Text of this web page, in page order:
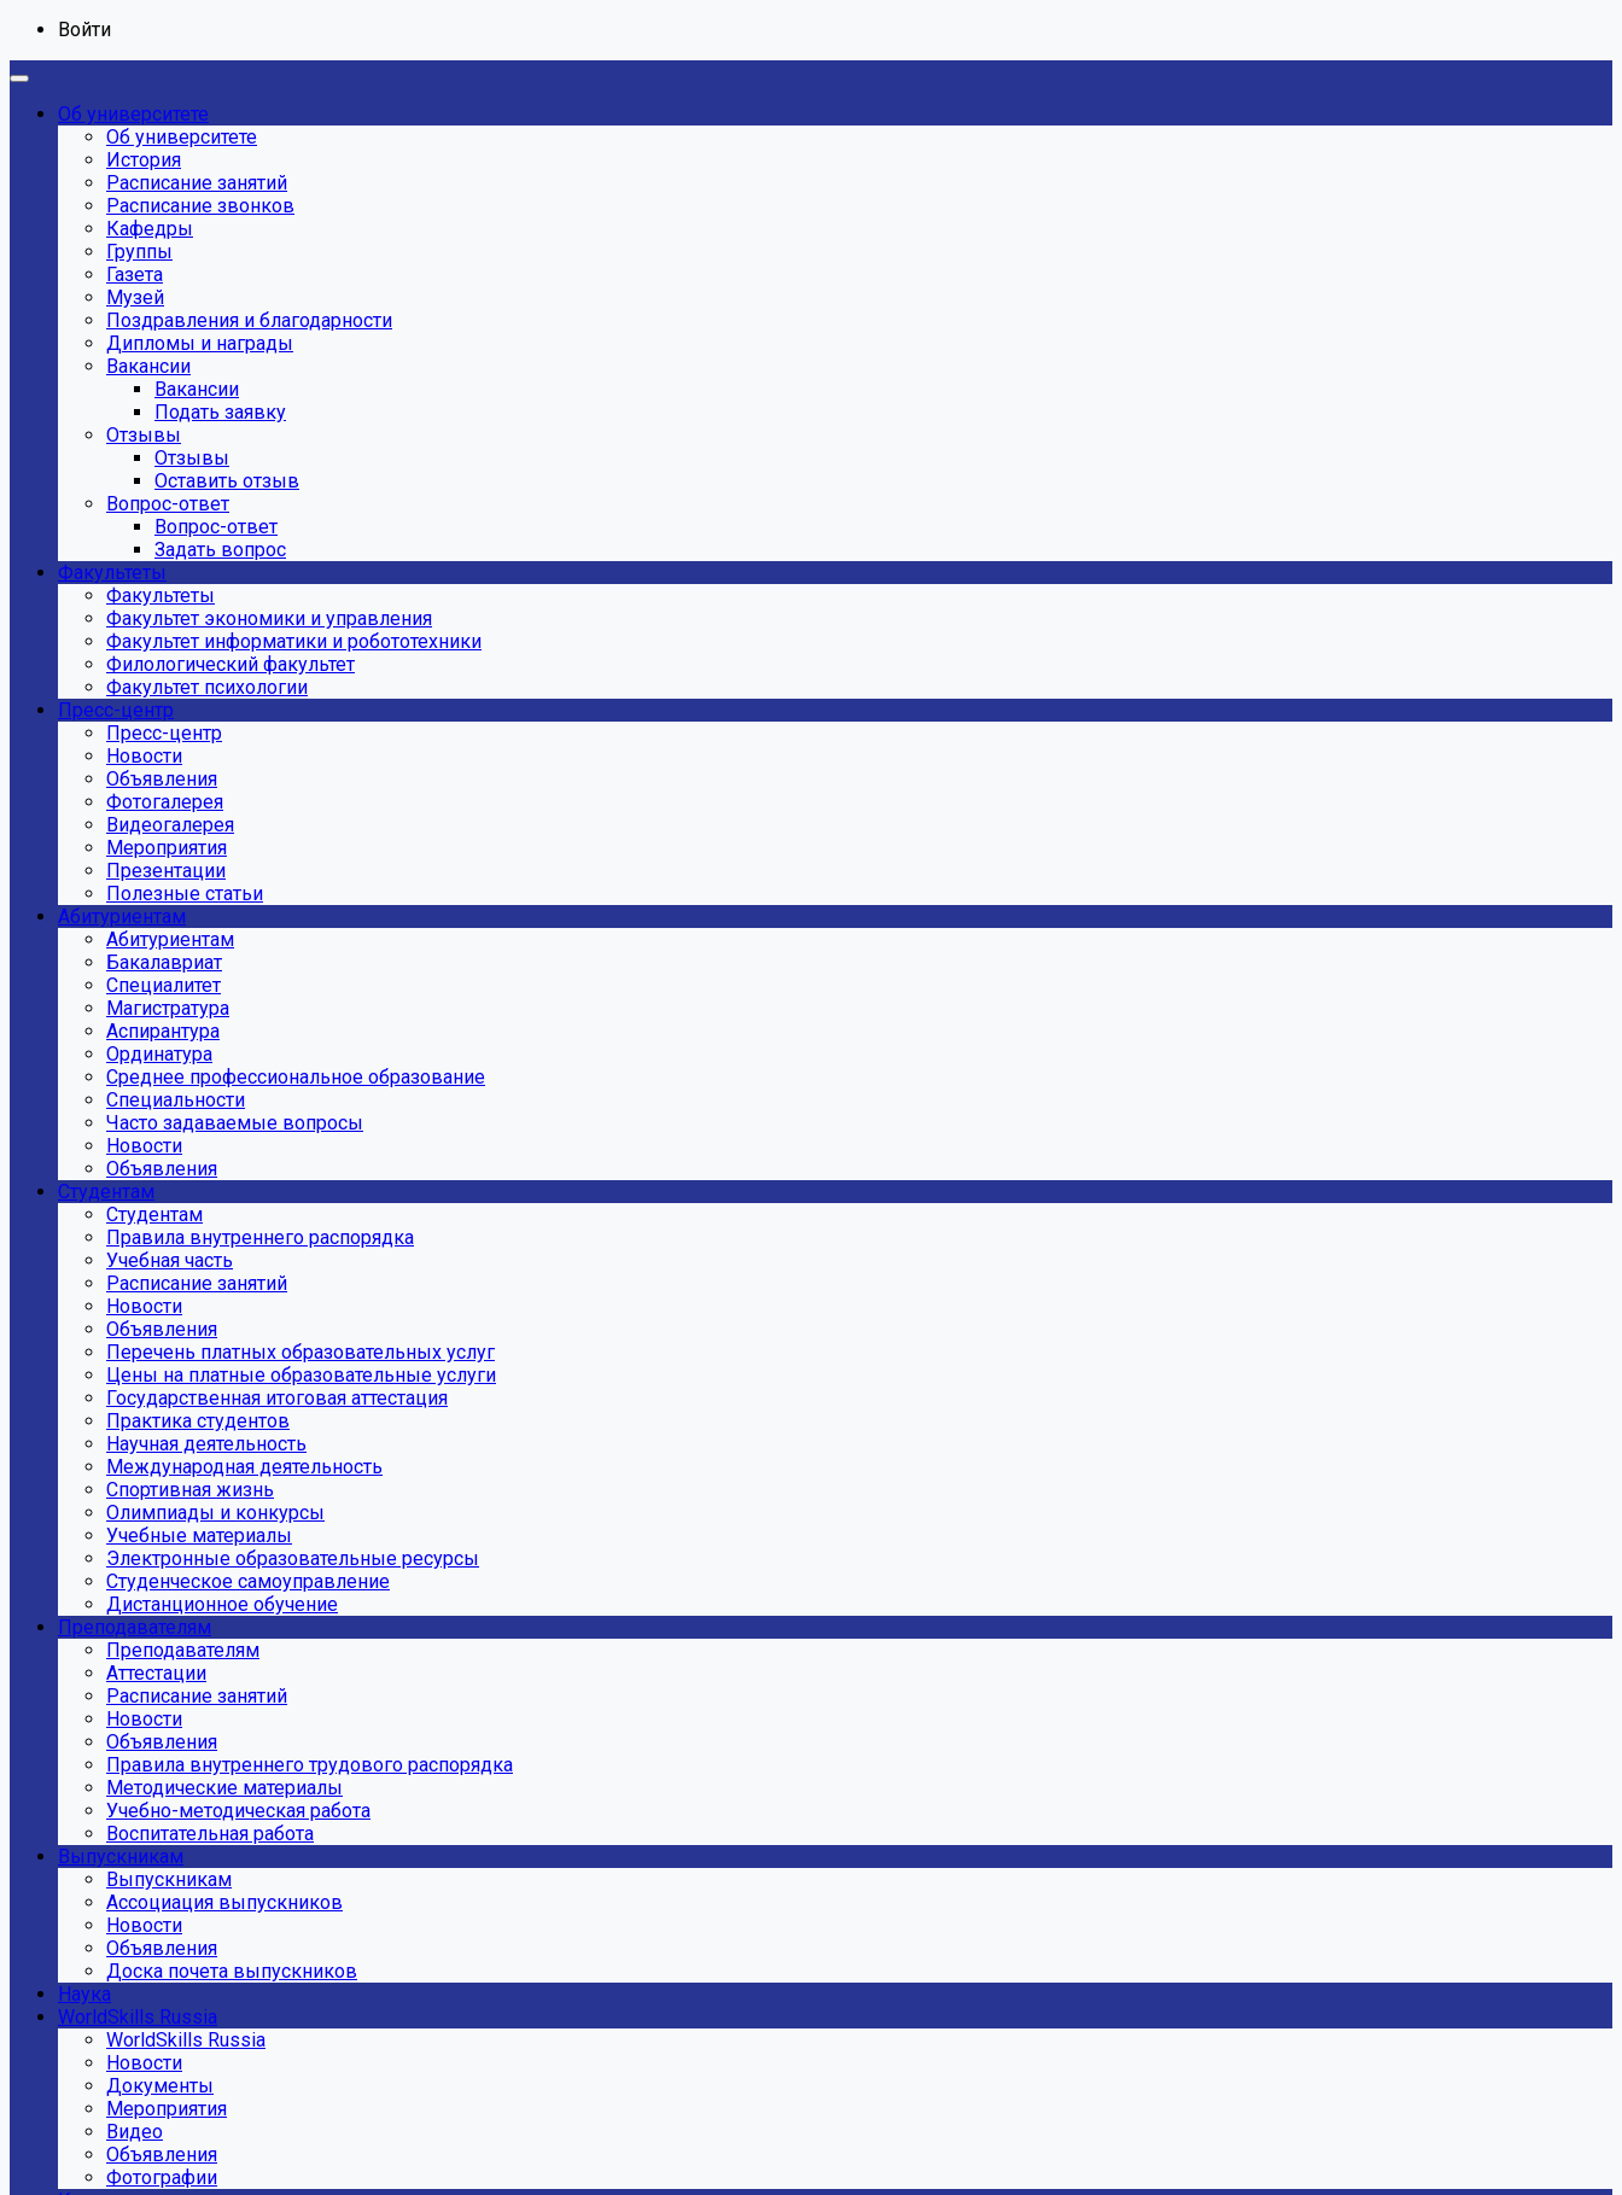
Войти
Об университете
Об университете
История
Расписание занятий
Расписание звонков
Кафедры
Группы
Газета
Музей
Поздравления и благодарности
Дипломы и награды
Вакансии
Вакансии
Подать заявку
Отзывы
Отзывы
Оставить отзыв
Вопрос-ответ
Вопрос-ответ
Задать вопрос
Факультеты
Факультеты
Факультет экономики и управления
Факультет информатики и робототехники
Филологический факультет
Факультет психологии
Пресс-центр
Пресс-центр
Новости
Объявления
Фотогалерея
Видеогалерея
Мероприятия
Презентации
Полезные статьи
Абитуриентам
Абитуриентам
Бакалавриат
Специалитет
Магистратура
Аспирантура
Ординатура
Среднее профессиональное образование
Специальности
Часто задаваемые вопросы
Новости
Объявления
Студентам
Студентам
Правила внутреннего распорядка
Учебная часть
Расписание занятий
Новости
Объявления
Перечень платных образовательных услуг
Цены на платные образовательные услуги
Государственная итоговая аттестация
Практика студентов
Научная деятельность
Международная деятельность
Спортивная жизнь
Олимпиады и конкурсы
Учебные материалы
Электронные образовательные ресурсы
Студенческое самоуправление
Дистанционное обучение
Преподавателям
Преподавателям
Аттестации
Расписание занятий
Новости
Объявления
Правила внутреннего трудового распорядка
Методические материалы
Учебно-методическая работа
Воспитательная работа
Выпускникам
Выпускникам
Ассоциация выпускников
Новости
Объявления
Доска почета выпускников
Наука
WorldSkills Russia
WorldSkills Russia
Новости
Документы
Мероприятия
Видео
Объявления
Фотографии